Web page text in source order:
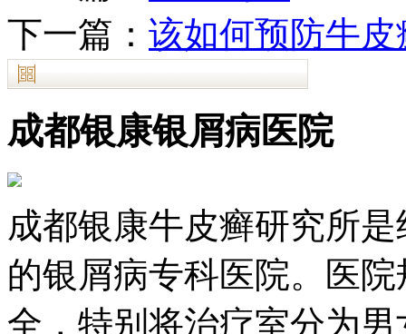
下一篇： 该如何预防牛皮
成都银康银屑病医院
成都银康牛皮癣研究所
的银屑病专科医院。医
全，特别将治疗室分为